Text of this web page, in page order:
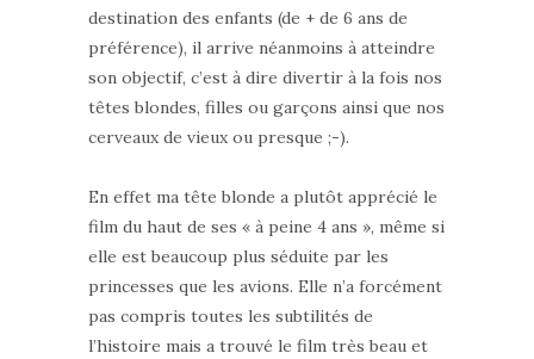
destination des enfants (de + de 6 ans de
préférence), il arrive néanmoins à atteindre
son objectif, c’est à dire divertir à la fois nos
têtes blondes, filles ou garçons ainsi que nos
cerveaux de vieux ou presque ;-).
En effet ma tête blonde a plutôt apprécié le
film du haut de ses « à peine 4 ans », même si
elle est beaucoup plus séduite par les
princesses que les avions. Elle n’a forcément
pas compris toutes les subtilités de
l’histoire mais a trouvé le film très beau et